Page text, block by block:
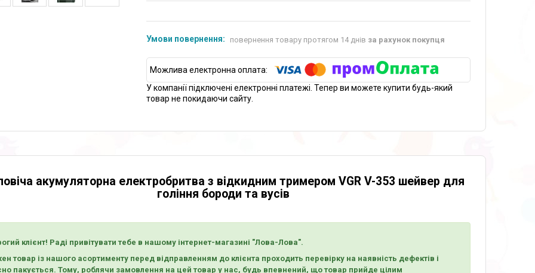
повернення товару протягом 14 днів за рахунок покупця
У компанії підключені електронні платежі. Тепер ви можете купити будь-який
товар не покидаючи сайту.
акумуляторна електробритва з відкидним тримером VGR V-353 шейвер для
гоління бороди та вусів
клієнт! Раді привітувати тебе в нашому інтернет-магазині "Лова-Лова".
товар із нашого асортименту перед відправленням до клієнта проходить перевірку на наявність дефектів і
пакується. Тому, роблячи замовлення на цей товар у нас, будь впевнений, що товар прийде цілим